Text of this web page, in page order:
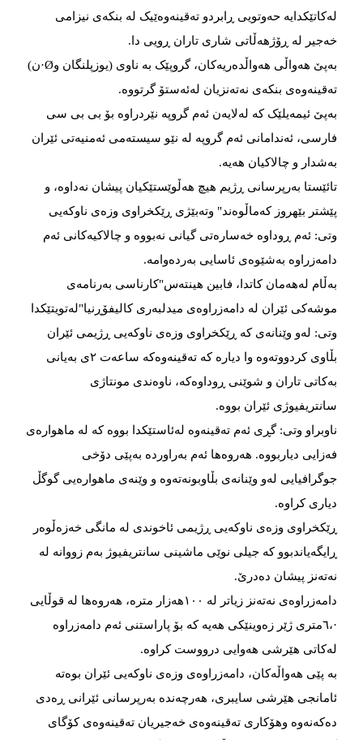
لەکاتێکدایە حەوتویی ڕابردو تەقینەوەێیک لە بنکەی نیزامی
خەجیر لە ڕۆژهەڵاتی شاری تاران ڕویی دا.
بەپێ هەواڵی هەواڵدەریەکان، گروپێک بە ناوی (یوزپلنگان وØ·ن)
تەقینەوەی بنکەی نەتەنزیان لەئەستۆ گرتووە.
بەپێ ئیمەیلێک کە لەلایەن ئەم گروپە نێردراوە بۆ بی بی سی
فارسی، ئەندامانی ئەم گروپە لە نێو سیستەمی ئەمنیەتی ئێران
بەشدار و چالاکیان هەیە.
تائێستا بەرپرسانی ڕژیم هیچ هەڵوێستێکیان پیشان نەداوە، و
پێشتر بێهروز کەماڵوەند" وتەبێژی ڕێکخراوی وزەی ناوکەیی
وتی: ئەم ڕوداوە خەسارەتی گیانی نەبووە و چالاکیەکانی ئەم
دامەزراوە بەشێوەی ئاسایی بەردەوامە.
بەڵام لەهەمان کاتدا، فابین هینتەس"کارناسی بەرنامەی
موشەکی ئێران لە دامەزراوەی میدلبەری کالیفۆڕنیا"لەتویتێکدا
وتی: لەو وێنانەی کە ڕێکخراوی وزەی ناوکەیی ڕژیمی ئێران
بڵاوی کردووتەوە وا دیارە کە تەقینەوەکە ساعەت ۲ی بەیانی
بەکاتی تاران و شوێنی ڕوداوەکە، ناوەندی مونتاژی
سانتریفیوژی ئێران بووە.
ناوبراو وتی: گڕی ئەم تەقینەوە لەئاستێکدا بووە کە لە ماهوارەی
فەزایی دیاربووە. هەروەها ئەم بەراوردە بەپێی دۆخی
جوگرافیایی لەو وێنانەی بڵاوبونەتەوە و وێنەی ماهوارەیی گوگڵ
دیاری کراوە.
ڕێکخراوی وزەی ناوکەیی ڕژیمی ئاخوندی لە مانگی خەزەڵوەر
ڕایگەیاندبوو کە جیلی نوێی ماشینی سانتریفیوژ بەم زووانە لە
نەتەنز پیشان دەدرێ.
دامەزراوەی نەتەنز زیاتر لە ۱۰۰هەزار مترە، هەروەها لە قوڵایی
·،٦متری ژێر زەوینێکی هەیە کە بۆ پاراستنی ئەم دامەزراوە
لەکاتی هێرشی هەوایی درووست کراوە.
بە پێی هەواڵەکان، دامەزراوەی وزەی ناوکەیی ئێران بوەتە
ئامانجی هێرشی سایبری، هەرچەندە بەرپرسانی ئێرانی ڕەدی
دەکەنەوە وهۆکاری تەقینەوەی خەجیریان تەقینەوەی کۆگای